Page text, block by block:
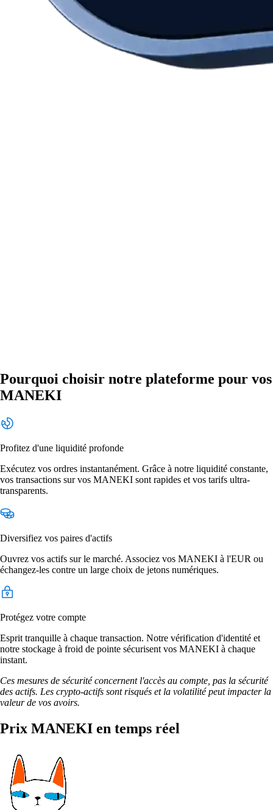
Pourquoi choisir notre plateforme pour vos
MANEKI
Profitez d'une liquidité profonde
Exécutez vos ordres instantanément. Grâce à notre liquidité constante,
vos transactions sur vos MANEKI sont rapides et vos tarifs ultra-
transparents.
Diversifiez vos paires d'actifs
Ouvrez vos actifs sur le marché. Associez vos MANEKI à l'EUR ou
échangez-les contre un large choix de jetons numériques.
Protégez votre compte
Esprit tranquille à chaque transaction. Notre vérification d'identité et
notre stockage à froid de pointe sécurisent vos MANEKI à chaque
instant.
Ces mesures de sécurité concernent l'accès au compte, pas la sécurité
des actifs. Les crypto-actifs sont risqués et la volatilité peut impacter la
valeur de vos avoirs.
Prix MANEKI en temps réel